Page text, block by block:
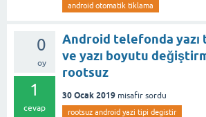
android otomatik tiklama
0
oy
1
cevap
Android telefonda yazı
ve yazı boyutu
rootsuz
30 Ocak 2019 misafir sordu
rootsuz android yazi tipi degistir